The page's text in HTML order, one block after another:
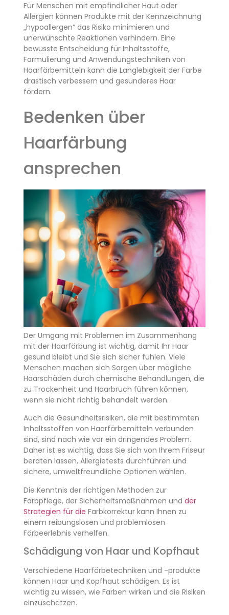
Für Menschen mit empfindlicher Haut oder
Allergien können Produkte mit der Kennzeichnung
„hypoallergen“ das Risiko minimieren und
unerwünschte Reaktionen verhindern. Eine
bewusste Entscheidung für Inhaltsstoffe,
Formulierung und Anwendungstechniken von
Haarfärbemitteln kann die Langlebigkeit der Farbe
drastisch verbessern und gesünderes Haar
fördern.
Bedenken über
Haarfärbung
ansprechen
Der Umgang mit Problemen im Zusammenhang
mit der Haarfärbung ist wichtig, damit Ihr Haar
gesund bleibt und Sie sich sicher fühlen. Viele
Menschen machen sich Sorgen über mögliche
Haarschäden durch chemische Behandlungen, die
zu Trockenheit und Haarbruch führen können,
wenn sie nicht richtig behandelt werden.
Auch die Gesundheitsrisiken, die mit bestimmten
Inhaltsstoffen von Haarfärbemitteln verbunden
sind, sind nach wie vor ein dringendes Problem.
Daher ist es wichtig, dass Sie sich von Ihrem Friseur
beraten lassen, Allergietests durchführen und
sichere, umweltfreundliche Optionen wählen.
Die Kenntnis der richtigen Methoden zur
Farbpflege, der Sicherheitsmaßnahmen und der
Strategien für die Farbkorrektur kann Ihnen zu
einem reibungslosen und problemlosen
Färbeerlebnis verhelfen.
Schädigung von Haar und Kopfhaut
Verschiedene Haarfärbetechniken und -produkte
können Haar und Kopfhaut schädigen. Es ist
wichtig zu wissen, wie Farben wirken und die Risiken
einzuschätzen.